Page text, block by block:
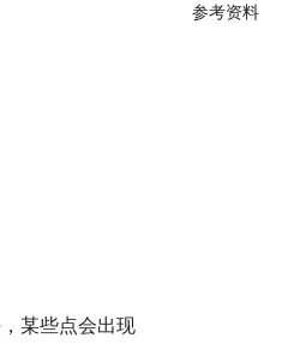
参考资料
某些点会出现